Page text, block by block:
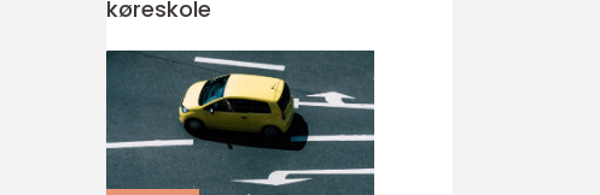
køreskole